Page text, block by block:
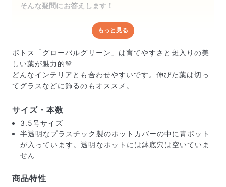
そんな疑問にお答えします！
どんな梱包で届くの？
出荷前に水揚げ（花が水を吸いやすくなる処理）を施
し、専用ボックスに丁寧に梱包してお届けしています。
きゅっとまとめられて一見窮屈そうに見えますが、輸送
中の衝撃による折れや擦れを軽減する効果があります。
もっと見る
ポトス「グローバルグリーン」は育てやすさと斑入りの美
しい葉が魅力的💚
どんなインテリアとも合わせやすいです。伸びた葉は切っ
てグラスなどに飾るのもオススメ。
サイズ・本数
3.5号サイズ
半透明なプラスチック製のポットカバーの中に青ポット
が入っています。透明なポットには鉢底穴は空いていま
せん
商品特性